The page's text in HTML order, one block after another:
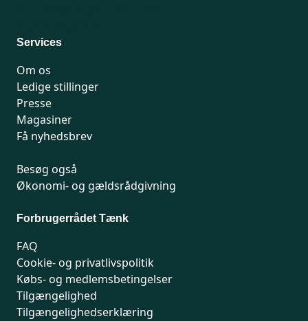
Services
Om os
Ledige stillinger
Presse
Magasiner
Få nyhedsbrev
Besøg også
Økonomi- og gældsrådgivning
Forbrugerrådet Tænk
FAQ
Cookie- og privatlivspolitik
Købs- og medlemsbetingelser
Tilgængelighed
Tilgængelighedserklæring